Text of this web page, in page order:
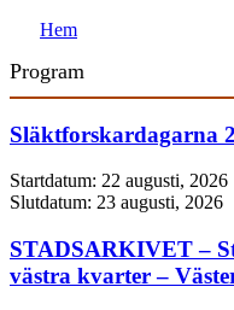
Hem
Program
Släktforskardagarna
Startdatum: 22 augusti, 2026
Slutdatum: 23 augusti, 2026
STADSARKIVET –
västra kvarter –